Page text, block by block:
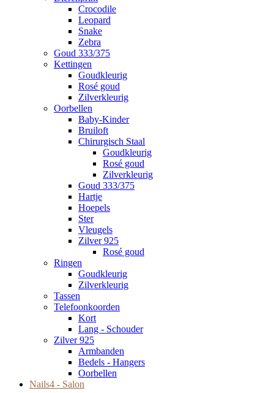
Crocodile
Leopard
Snake
Zebra
Goud 333/375
Kettingen
Goudkleurig
Rosé goud
Zilverkleurig
Oorbellen
Baby-Kinder
Bruiloft
Chirurgisch Staal
Goudkleurig
Rosé goud
Zilverkleurig
Goud 333/375
Hartje
Hoepels
Ster
Vleugels
Zilver 925
Rosé goud
Ringen
Goudkleurig
Zilverkleurig
Tassen
Telefoonkoorden
Kort
Lang - Schouder
Zilver 925
Armbanden
Bedels - Hangers
Oorbellen
Nails4 - Salon